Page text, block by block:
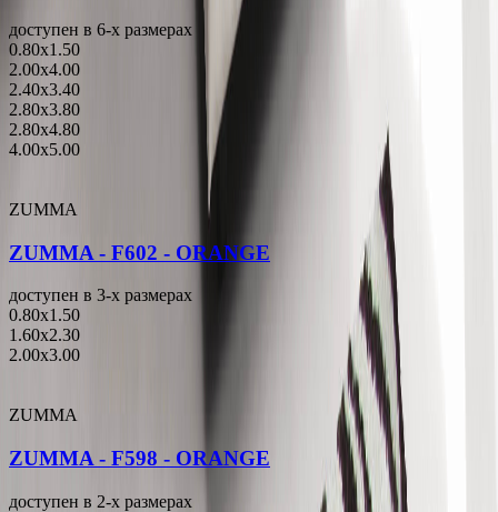
доступен в 6-x размерах
0.80x1.50
2.00x4.00
2.40x3.40
2.80x3.80
2.80x4.80
4.00x5.00
ZUMMA
ZUMMA - F602 - ORANGE
доступен в 3-x размерах
0.80x1.50
1.60x2.30
2.00x3.00
ZUMMA
ZUMMA - F598 - ORANGE
доступен в 2-x размерах